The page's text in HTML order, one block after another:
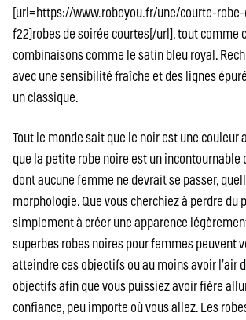
[url=https://www.robeyou.fr/une/courte-
f22]robes de soirée courtes[/url], tout comme
combinaisons comme le satin bleu royal.
avec une sensibilité fraîche et des lignes
un classique.
Tout le monde sait que le noir est une couleur
que la petite robe noire est un incontournable
dont aucune femme ne devrait se passer,
morphologie. Que vous cherchiez à perdre du
simplement à créer une apparence
superbes robes noires pour femmes peuvent
atteindre ces objectifs ou au moins avoir l’air
objectifs afin que vous puissiez avoir fière
confiance, peu importe où vous allez. Les